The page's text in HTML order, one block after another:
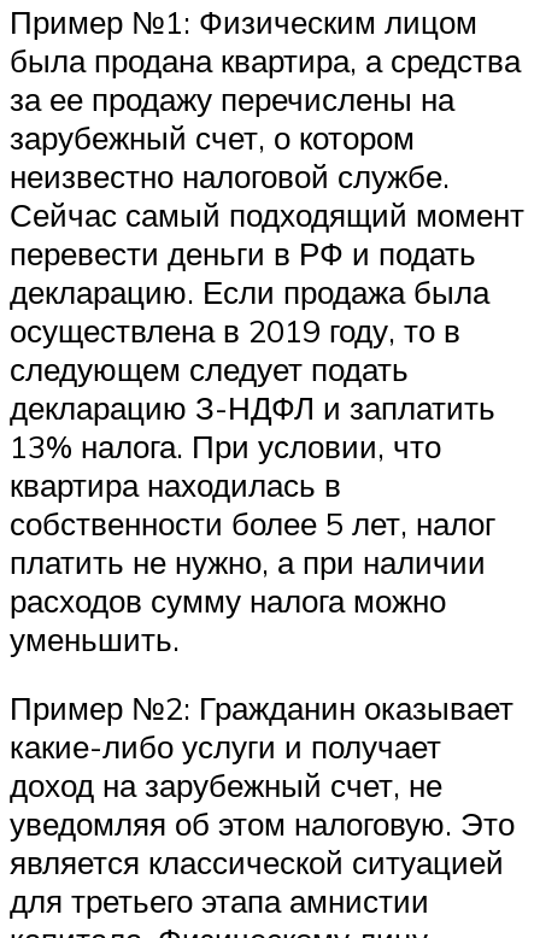
Пример №1: Физическим лицом
была продана квартира, а средства
за ее продажу перечислены на
зарубежный счет, о котором
неизвестно налоговой службе.
Сейчас самый подходящий момент
перевести деньги в РФ и подать
декларацию. Если продажа была
осуществлена в 2019 году, то в
следующем следует подать
декларацию З-НДФЛ и заплатить
13% налога. При условии, что
квартира находилась в
собственности более 5 лет, налог
платить не нужно, а при наличии
расходов сумму налога можно
уменьшить.
Пример №2: Гражданин оказывает
какие-либо услуги и получает
доход на зарубежный счет, не
уведомляя об этом налоговую. Это
является классической ситуацией
для третьего этапа амнистии